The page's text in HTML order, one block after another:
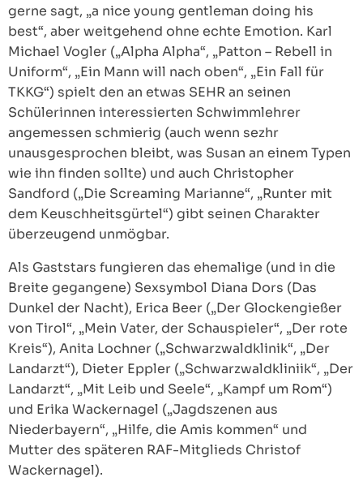
gerne sagt, „a nice young gentleman doing his
best“, aber weitgehend ohne echte Emotion. Karl
Michael Vogler („Alpha Alpha“, „Patton – Rebell in
Uniform“, „Ein Mann will nach oben“, „Ein Fall für
TKKG“) spielt den an etwas SEHR an seinen
Schülerinnen interessierten Schwimmlehrer
angemessen schmierig (auch wenn sezhr
unausgesprochen bleibt, was Susan an einem Typen
wie ihn finden sollte) und auch Christopher
Sandford („Die Screaming Marianne“, „Runter mit
dem Keuschheitsgürtel“) gibt seinen Charakter
überzeugend unmögbar.
Als Gaststars fungieren das ehemalige (und in die
Breite gegangene) Sexsymbol Diana Dors (Das
Dunkel der Nacht), Erica Beer („Der Glockengießer
von Tirol“, „Mein Vater, der Schauspieler“, „Der rote
Kreis“), Anita Lochner („Schwarzwaldklinik“, „Der
Landarzt“), Dieter Eppler („Schwarzwaldkliniik“, „Der
Landarzt“, „Mit Leib und Seele“, „Kampf um Rom“)
und Erika Wackernagel („Jagdszenen aus
Niederbayern“, „Hilfe, die Amis kommen“ und
Mutter des späteren RAF-Mitglieds Christof
Wackernagel).